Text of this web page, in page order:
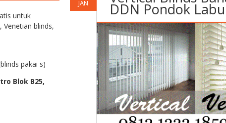
JAN DDN Pondok Labu
untuk
Venetian blinds,
pakai s)
Blok B25,